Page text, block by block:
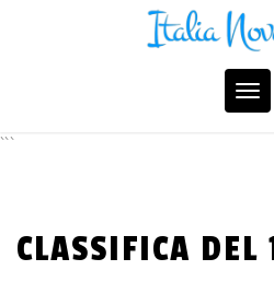
```
CLASSIFICA DEL